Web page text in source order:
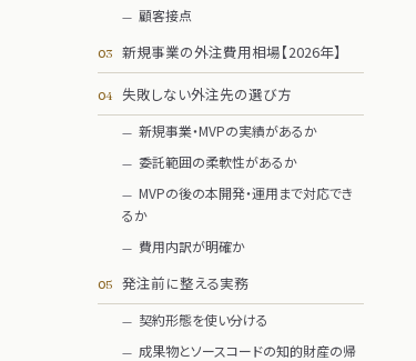
顧客接点
新規事業の外注費用相場【2026年】
失敗しない外注先の選び方
新規事業・MVPの実績があるか
委託範囲の柔軟性があるか
MVPの後の本開発・運用まで対応でき
るか
費用内訳が明確か
発注前に整える実務
契約形態を使い分ける
成果物とソースコードの知的財産の帰